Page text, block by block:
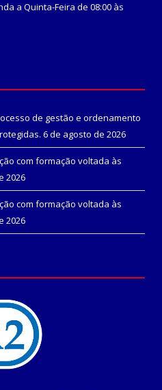
a Quinta-Feira de 08:00 às
de gestão e ordenamento
6 de agosto de 2026
com formação voltada às
2026
com formação voltada às
2026